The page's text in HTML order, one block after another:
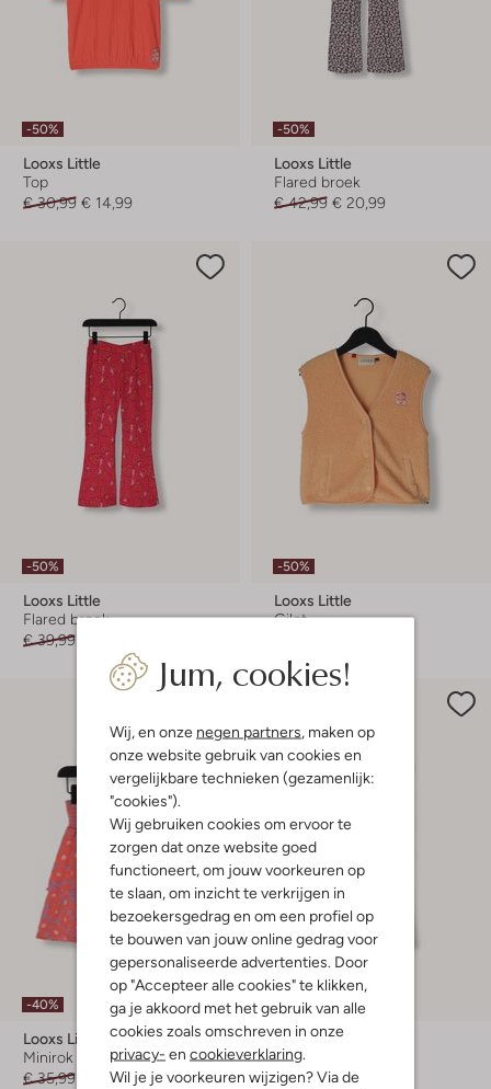
Jum, cookies!
Wij, en onze negen partners , maken op
onze website gebruik van cookies en
vergelijkbare technieken (gezamenlijk:
"cookies").
Wij gebruiken cookies om ervoor te
zorgen dat onze website goed
functioneert, om jouw voorkeuren op
te slaan, om inzicht te verkrijgen in
bezoekersgedrag en om een profiel op
te bouwen van jouw online gedrag voor
gepersonaliseerde advertenties. Door
op "Accepteer alle cookies" te klikken,
ga je akkoord met het gebruik van alle
cookies zoals omschreven in onze
privacy- en cookieverklaring
Wil je je voorkeuren wijzigen? Via de
-50%
Looxs Little
Top
€ 30,99 € 14,99
-50%
Looxs Little
Flared broek
€ 42,99 € 20,99
-50%
Looxs Little
Flared broek
€ 39,99
-50%
Looxs Little
Gilet
-40%
Looxs Little
Minirok
€ 35,99
€ 21,99
-50%
Looxs Little
Flared broek
€ 39,99 € 19,99